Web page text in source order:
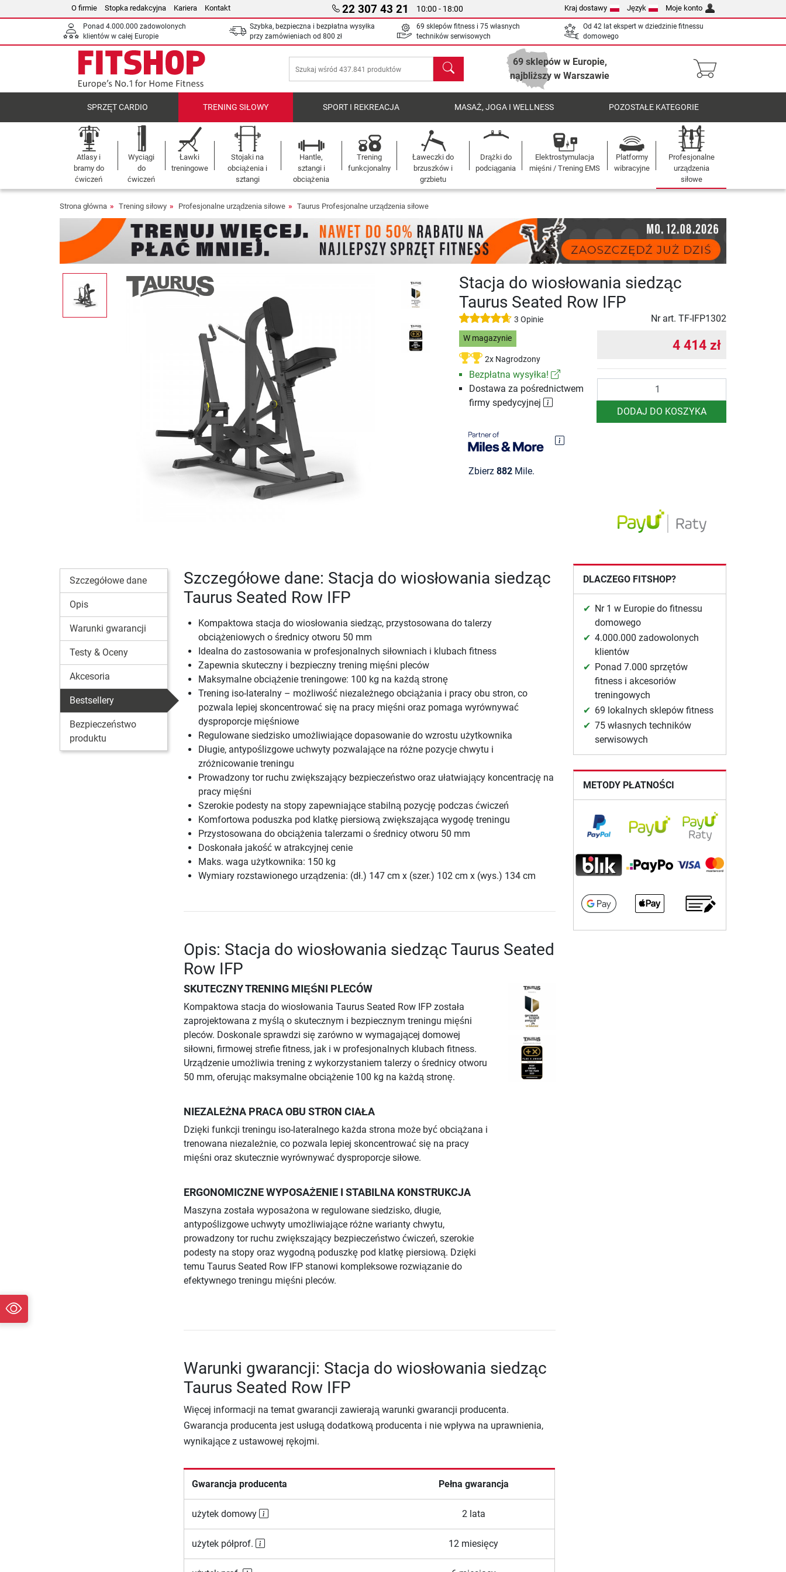
O firmie Stopka redakcyjna Kariera Kontakt 22 307 43 21 10:00 - 18:00 Kraj dostawy Język Moje konto
Ponad 4.000.000 zadowolonych
klientów w całej Europie
Szybka, bezpieczna i bezpłatna wysyłka
przy zamówieniach od 800 zł
69 sklepów fitness i 75 własnych
techników serwisowych
Od 42 lat ekspert w dziedzinie fitnessu
domowego
Szukaj
69 sklepów w Europie,
najbliższy w Warszawie
SPRZĘT CARDIO TRENING SIŁOWY SPORT I REKREACJA MASAŻ, JOGA I WELLNESS POZOSTAŁE KATEGORIE
Atlasy i
bramy do
ćwiczeń
Wyciągi
do
ćwiczeń
Ławki
treningowe
Stojaki na
obciążenia i
sztangi
Hantle,
sztangi i
obciążenia
Trening
funkcjonalny
Ławeczki do
brzuszków i
grzbietu
Drążki do
podciągania
Elektrostymulacja
mięśni / Trening EMS
Platformy
wibracyjne
Profesjonalne
urządzenia
siłowe
Strona główna Trening siłowy Profesjonalne urządzenia siłowe Taurus Profesjonalne urządzenia siłowe
Stacja do wiosłowania siedząc
Taurus Seated Row IFP
3 Opinie Nr art. TF-IFP1302
W magazynie
2x Nagrodzony
Bezpłatna wysyłka!
Dostawa za pośrednictwem
firmy spedycyjnej
Zbierz 882Mile.
4 414 zł
DODAJ DO KOSZYKA
Szczegółowe dane
Opis
Warunki gwarancji
Testy & Oceny
Akcesoria
Bestsellery
Bezpieczeństwo
produktu
Szczegółowe dane: Stacja do wiosłowania siedząc
Taurus Seated Row IFP
Kompaktowa stacja do wiosłowania siedząc, przystosowana do talerzy
obciążeniowych o średnicy otworu 50 mm
Idealna do zastosowania w profesjonalnych siłowniach i klubach fitness
Zapewnia skuteczny i bezpieczny trening mięśni pleców
Maksymalne obciążenie treningowe: 100 kg na każdą stronę
Trening iso-lateralny – możliwość niezależnego obciążania i pracy obu stron, co
pozwala lepiej skoncentrować się na pracy mięśni oraz pomaga wyrównywać
dysproporcje mięśniowe
Regulowane siedzisko umożliwiające dopasowanie do wzrostu użytkownika
Długie, antypoślizgowe uchwyty pozwalające na różne pozycje chwytu i
zróżnicowanie treningu
Prowadzony tor ruchu zwiększający bezpieczeństwo oraz ułatwiający koncentrację na
pracy mięśni
Szerokie podesty na stopy zapewniające stabilną pozycję podczas ćwiczeń
Komfortowa poduszka pod klatkę piersiową zwiększająca wygodę treningu
Przystosowana do obciążenia talerzami o średnicy otworu 50 mm
Doskonała jakość w atrakcyjnej cenie
Maks. waga użytkownika: 150 kg
Wymiary rozstawionego urządzenia: (dł.) 147 cm x (szer.) 102 cm x (wys.) 134 cm
Opis: Stacja do wiosłowania siedząc Taurus Seated
Row IFP
SKUTECZNY TRENING MIĘŚNI PLECÓW
Kompaktowa stacja do wiosłowania Taurus Seated Row IFP została
zaprojektowana z myślą o skutecznym i bezpiecznym treningu mięśni
pleców. Doskonale sprawdzi się zarówno w wymagającej domowej
siłowni, firmowej strefie fitness, jak i w profesjonalnych klubach fitness.
Urządzenie umożliwia trening z wykorzystaniem talerzy o średnicy otworu
50 mm, oferując maksymalne obciążenie 100 kg na każdą stronę.
NIEZALEŻNA PRACA OBU STRON CIAŁA
Dzięki funkcji treningu iso-lateralnego każda strona może być obciążana i
trenowana niezależnie, co pozwala lepiej skoncentrować się na pracy
mięśni oraz skutecznie wyrównywać dysproporcje siłowe.
ERGONOMICZNE WYPOSAŻENIE I STABILNA KONSTRUKCJA
Maszyna została wyposażona w regulowane siedzisko, długie,
antypoślizgowe uchwyty umożliwiające różne warianty chwytu,
prowadzony tor ruchu zwiększający bezpieczeństwo ćwiczeń, szerokie
podesty na stopy oraz wygodną poduszkę pod klatkę piersiową. Dzięki
temu Taurus Seated Row IFP stanowi kompleksowe rozwiązanie do
efektywnego treningu mięśni pleców.
Warunki gwarancji: Stacja do wiosłowania siedząc
Taurus Seated Row IFP
Więcej informacji na temat gwarancji zawierają warunki gwarancji producenta.
Gwarancja producenta jest usługą dodatkową producenta i nie wpływa na uprawnienia,
wynikające z ustawowej rękojmi.
Gwarancja producenta Pełna gwarancja
użytek domowy 2 lata
użytek półprof. 12 miesięcy
DLACZEGO FITSHOP?
Nr 1 w Europie do fitnessu
domowego
4.000.000 zadowolonych
klientów
Ponad 7.000 sprzętów
fitness i akcesoriów
treningowych
69 lokalnych sklepów fitness
75 własnych techników
serwisowych
METODY PŁATNOŚCI